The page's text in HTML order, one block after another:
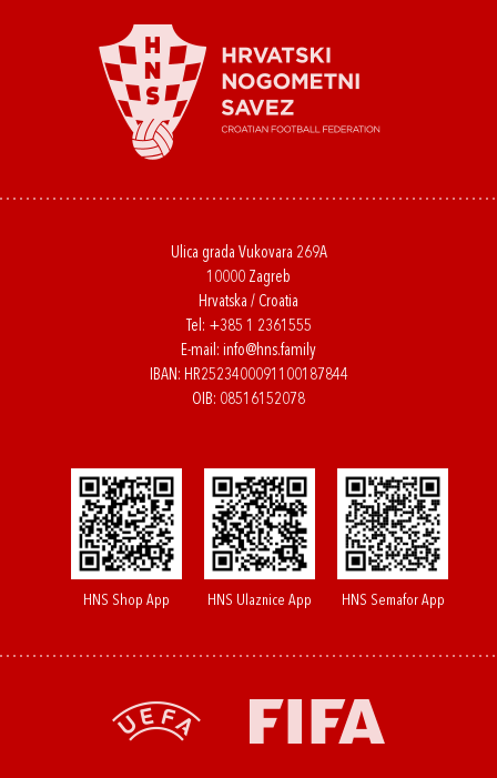
Ulica grada Vukovara 269A
10000 Zagreb
Hrvatska / Croatia
Tel: +385 1 2361555
E-mail: info@hns.family
IBAN: HR2523400091100187844
OIB: 08516152078
HNS Shop App HNS Ulaznice App HNS Semafor App